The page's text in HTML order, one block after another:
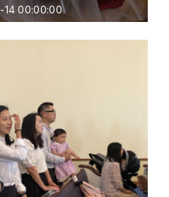
14 00:00:00